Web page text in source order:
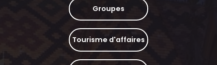
Groupes
Tourisme d'affaires